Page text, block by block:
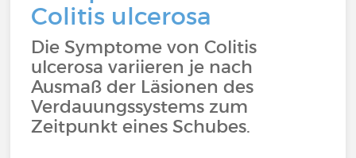
Colitis ulcerosa
Die Symptome von Colitis
ulcerosa variieren je nach
Ausmaß der Läsionen des
Verdauungssystems zum
Zeitpunkt eines Schubes.